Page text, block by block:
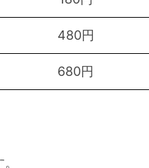
480円
680円